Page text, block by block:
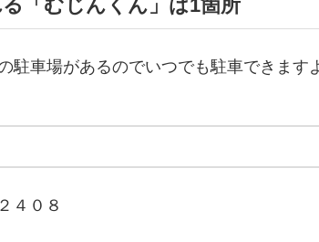
「むじんくん」は1箇所
車場があるのでいつでも駐車できます
４０８